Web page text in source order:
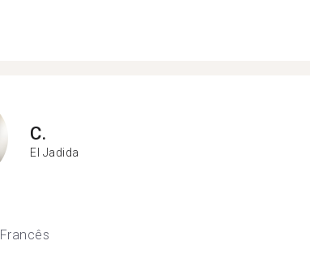
C.
El Jadida
Francês